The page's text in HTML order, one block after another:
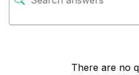
There are no